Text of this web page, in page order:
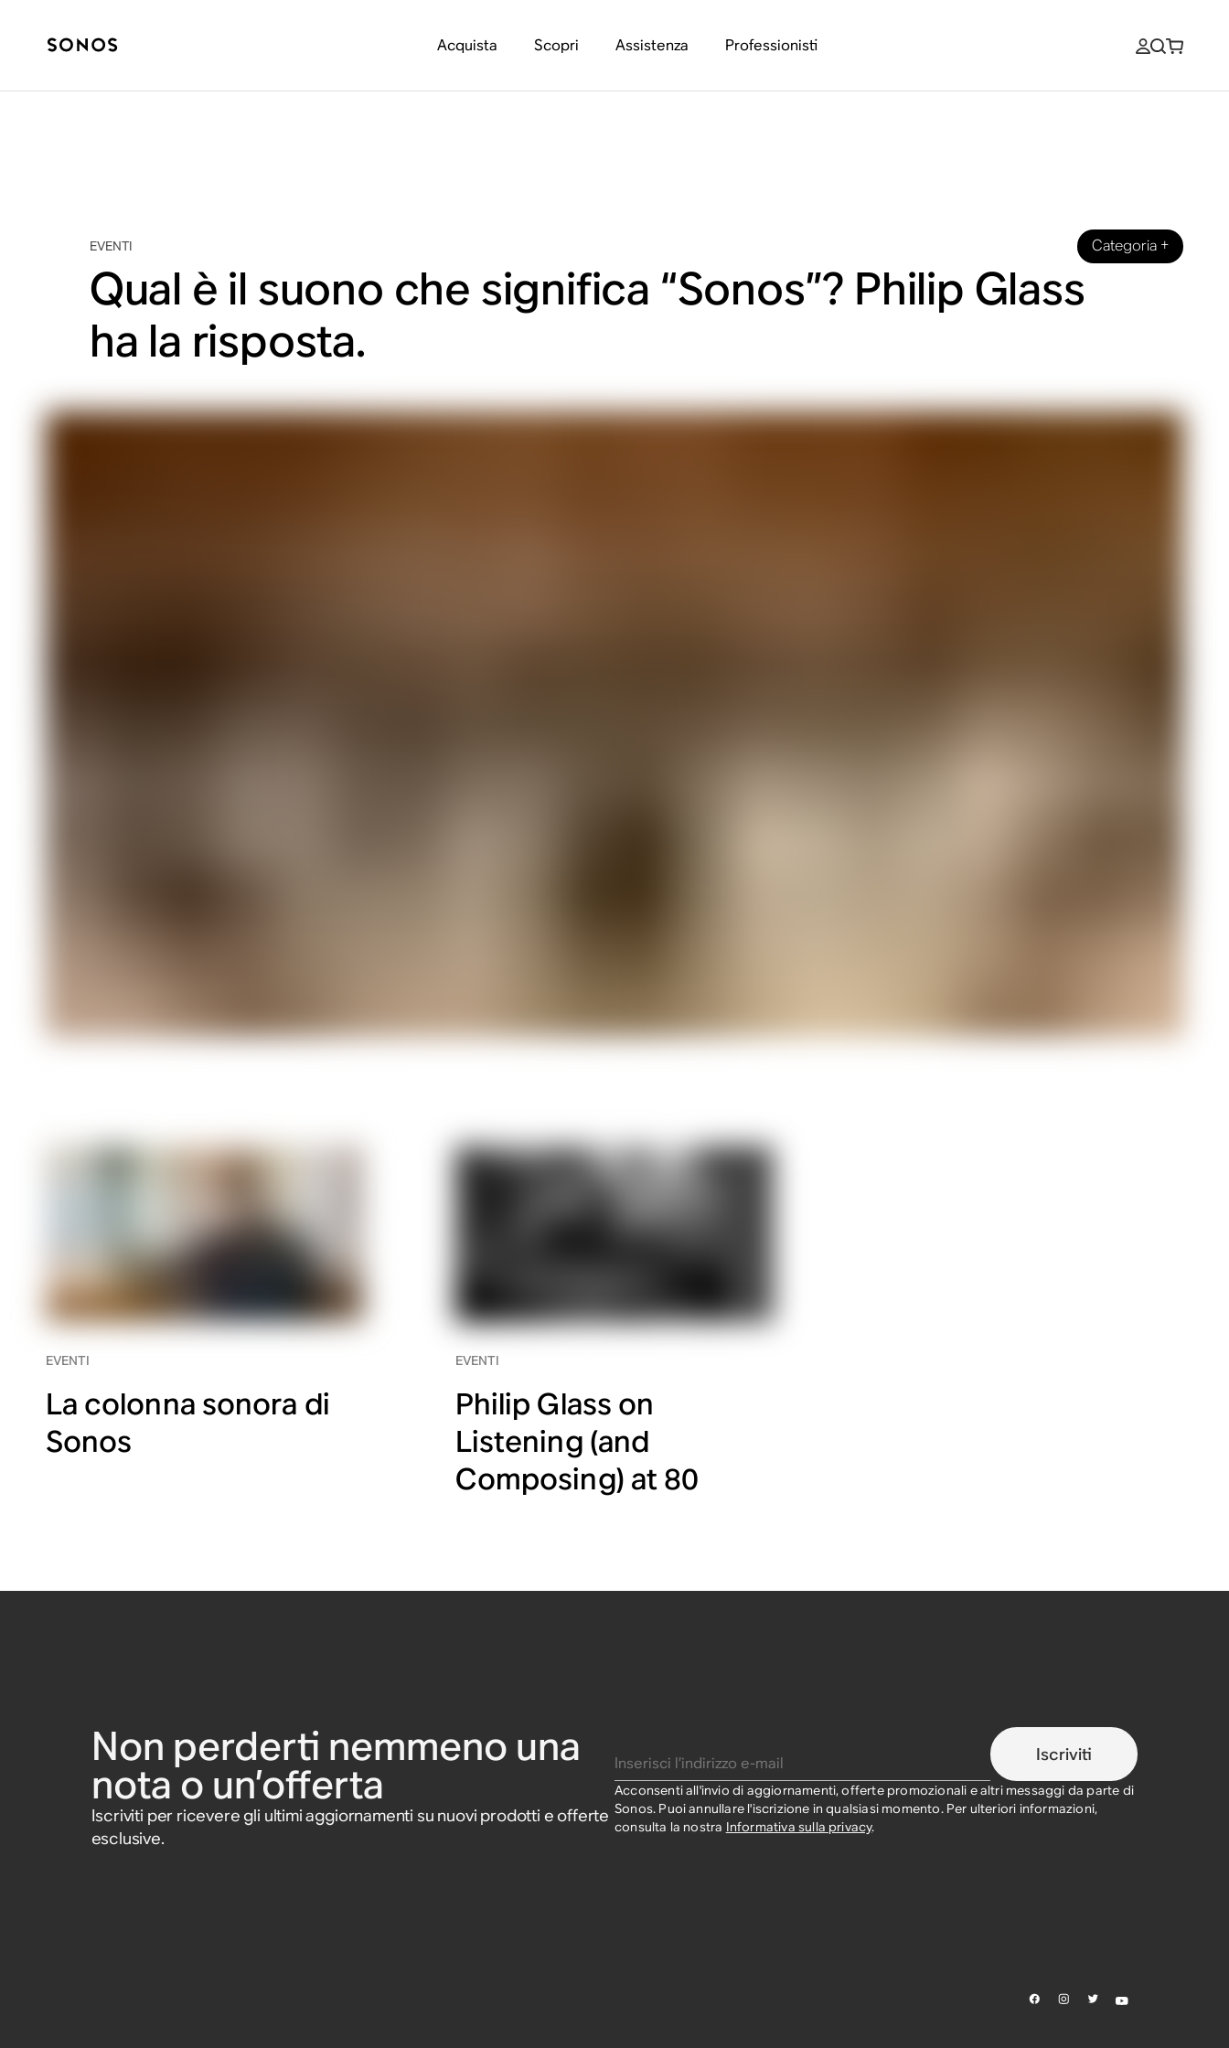
Acquista Scopri Assistenza Professionisti
EVENTI Categoria +
Qual è il suono che significa “Sonos”? Philip Glass
ha la risposta.
EVENTI
La colonna sonora di
Sonos
EVENTI
Philip Glass on
Listening (and
Composing) at 80
Non perderti nemmeno una
nota o un’offerta
Iscriviti per ricevere gli ultimi aggiornamenti su nuovi prodotti e offerte
esclusive.
Iscriviti
Acconsenti all'invio di aggiornamenti, offerte promozionali e altri messaggi da parte di
Sonos. Puoi annullare l'iscrizione in qualsiasi momento. Per ulteriori informazioni,
consulta la nostra Informativa sulla privacy.